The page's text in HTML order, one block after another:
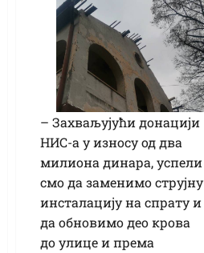
– Захваљујући донацији
НИС-а у износу од два
милиона динара, успели
смо да заменимо струјну
инсталацију на спрату и
да обновимо део крова
до улице и према